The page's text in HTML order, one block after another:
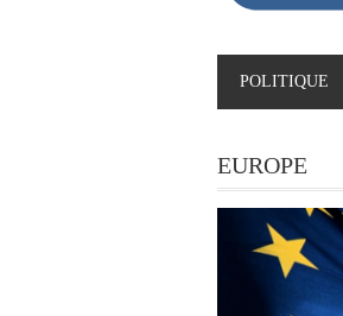
POLITIQUE
EUROPE